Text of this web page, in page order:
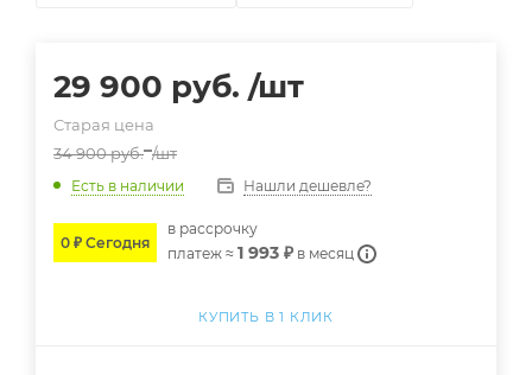
29 900 руб. /шт
Старая цена
34 900руб. /шт
Есть в наличии Нашли дешевле?
0 ₽ Сегодня
в расcрочку
платеж ≈ 1 993 ₽ в месяц
КУПИТЬ В 1 КЛИК